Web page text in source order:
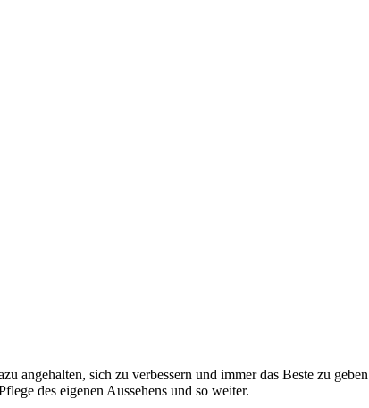
angehalten, sich zu verbessern und immer das Beste zu
des eigenen Aussehens und so weiter.